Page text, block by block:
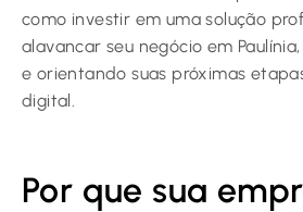
como investir em uma solução
alavancar seu negócio em
e orientando suas próximas
digital.
Por que sua